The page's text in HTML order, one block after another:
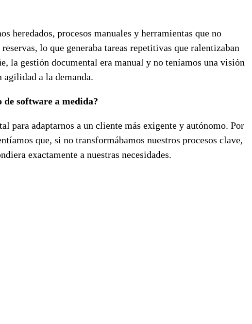
heredados, procesos manuales y herramientas que no
lo que generaba tareas repetitivas que ralentizaban
la gestión documental era manual y no teníamos una visión
a la demanda.
software a medida?
para adaptarnos a un cliente más exigente y autónomo. Por
que, si no transformábamos nuestros procesos clave,
exactamente a nuestras necesidades.